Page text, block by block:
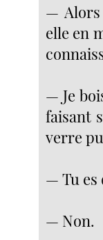
— Alors
elle en
— Je
faisant
verre
— Tu es
— Non.